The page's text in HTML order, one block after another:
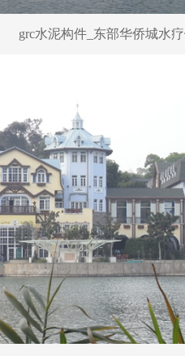
grc水泥构件_东部华侨城水